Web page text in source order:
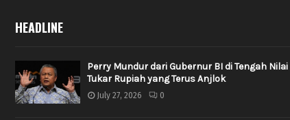
HEADLINE
Perry Mundur dari Gubernur BI di Tengah Nilai
Tukar Rupiah yang Terus Anjlok
July 27, 2026 0